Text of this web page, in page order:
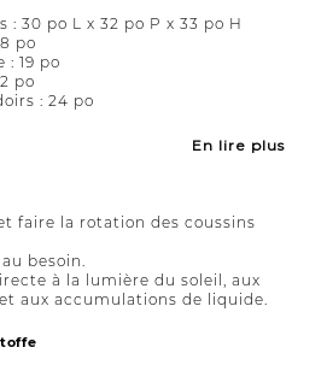
: 30 po L x 32 po P x 33 po H
po
: 19 po
po
: 24 po
En lire plus
faire la rotation des coussins
besoin.
à la lumière du soleil, aux
aux accumulations de liquide.